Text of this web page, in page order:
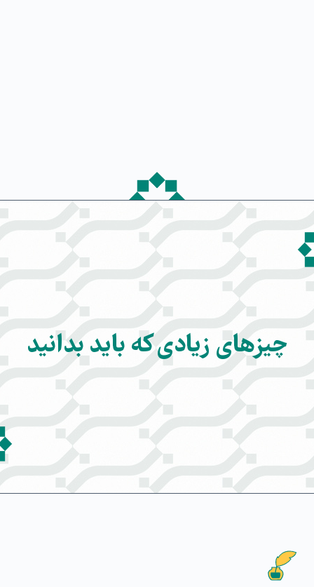
چیزهای زیادی که باید بدانید